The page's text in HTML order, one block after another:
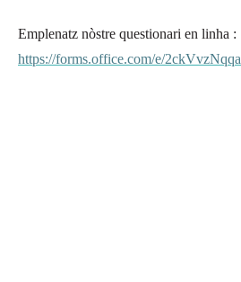
Emplenatz nòstre questionari en linha :
https://forms.office.com/e/2ckVvzNqqa